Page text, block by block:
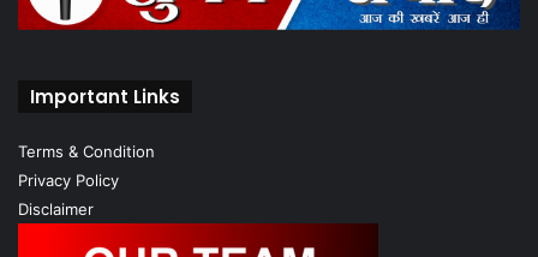
Important Links
Terms & Condition
Privacy Policy
Disclaimer